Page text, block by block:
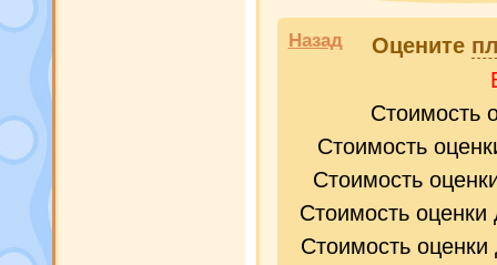
Назад Оцените
Стоимость
Стоимость
Стоимость
Стоимость
Стоимость